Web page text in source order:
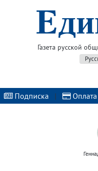
Газета русской
Подписка | Оплата